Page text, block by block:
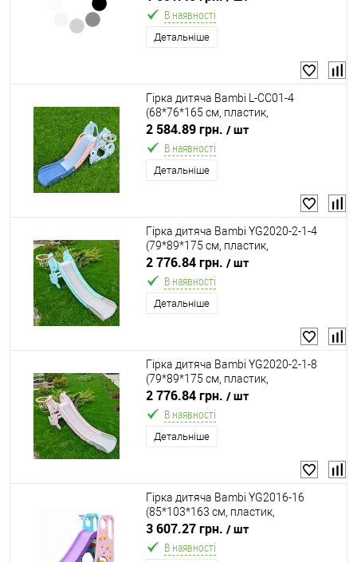
В наявності
Детальніше
Гірка дитяча Bambi L-CC01-4
(68*76*165 см, пластик,
баскетбольне кільце, м'яч)
2 584.89 грн. / шт
В наявності
Детальніше
Гірка дитяча Bambi YG2020-2-1-4
(79*89*175 см, пластик,
баскетбольне кільце, м'яч, насос)
2 776.84 грн. / шт
В наявності
Детальніше
Гірка дитяча Bambi YG2020-2-1-8
(79*89*175 см, пластик,
баскетбольне кільце, м'яч, насос)
2 776.84 грн. / шт
В наявності
Детальніше
Гірка дитяча Bambi YG2016-16
(85*103*163 см, пластик,
баскетбольне кільце, м'яч, насос)
3 607.27 грн. / шт
В наявності